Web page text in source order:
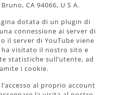
CA 94066, U S A.
dotata di un plugin di
connessione ai server di
il server di YouTube viene
visitato il nostro sito e
statistiche sull’utente, ad
i cookie.
al proprio account